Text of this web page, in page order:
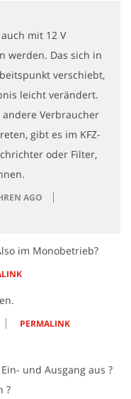
mit 12 V
werden. Das sich in
verschiebt,
leicht verändert.
Verbraucher
gibt es im KFZ-
oder Filter,
AGO
im Monobetrieb?
PERMALINK
und Ausgang aus ?
?